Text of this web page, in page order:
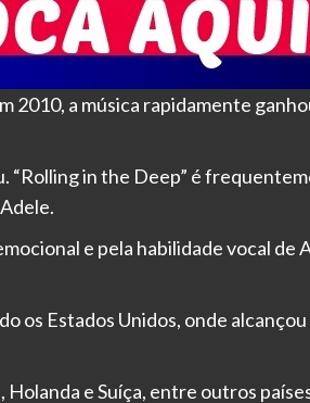
2010, a música rapidamente
in the Deep” é
e pela habilidade vocal
os Estados Unidos, onde
Holanda e Suíça, entre outros